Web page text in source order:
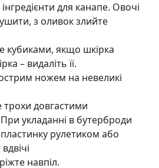
інгредієнти для канапе. Овочі
з оливок злийте
кубиками, якщо шкірка
– видаліть її.
ножем на невеликі
трохи довгастими
укладанні в бутерброди
рулетиком або
навпіл.